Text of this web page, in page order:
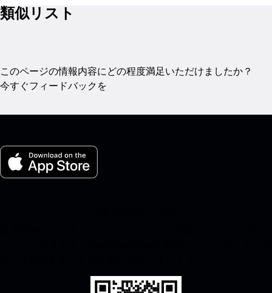
類似リスト
このページの情報内容にどの程度満足いただけましたか？
今すぐフィードバックを